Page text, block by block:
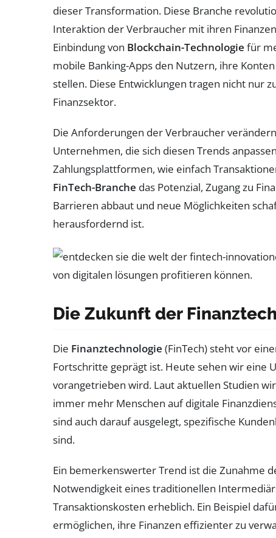
dieser Transformation. Diese Branche
Interaktion der Verbraucher mit ihren
Einbindung von Blockchain-Technologie für
mobile Banking-Apps den Nutzern, ihre
stellen. Diese Entwicklungen tragen nicht nur
Finanzsektor.
Die Anforderungen der Verbraucher
Unternehmen, die sich diesen Trends
Zahlungsplattformen, wie einfach
FinTech-Branche das Potenzial, Zugang zu
Barrieren abbaut und neue Möglichkeiten
herausfordernd ist.
Die Zukunft der
Die Finanztechnologie (FinTech) steht vor
Fortschritte geprägt ist. Heute sehen wir eine
vorangetrieben wird. Laut aktuellen Studien
immer mehr Menschen auf digitale
sind auch darauf ausgelegt, spezifische
sind.
Ein bemerkenswerter Trend ist die Zunahme
Notwendigkeit eines traditionellen
Transaktionskosten erheblich. Ein Beispiel
ermöglichen, ihre Finanzen effizienter zu